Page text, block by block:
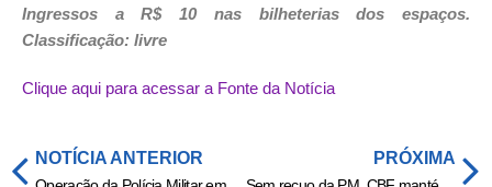
Ingressos a R$ 10 nas bilheterias dos espaços.
Classificação: livre
Clique aqui para acessar a Fonte da Notícia
NOTÍCIA ANTERIOR PRÓXIMA